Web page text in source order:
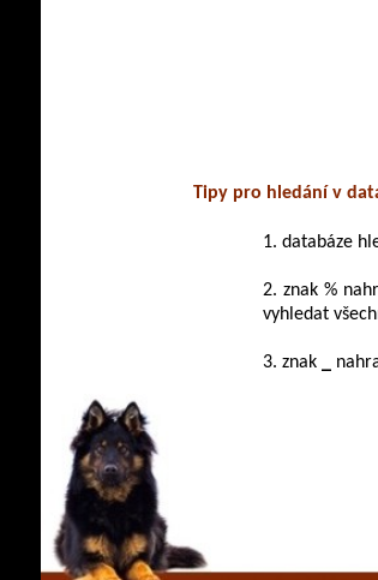
Tipy pro hledání v
1. databáze
2. znak %
vyhledat
3. znak